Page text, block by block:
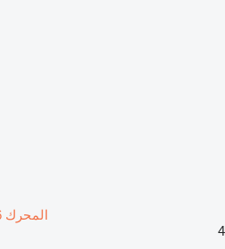
المحرك Caterpillar 3126 لـ لودر حفار
4